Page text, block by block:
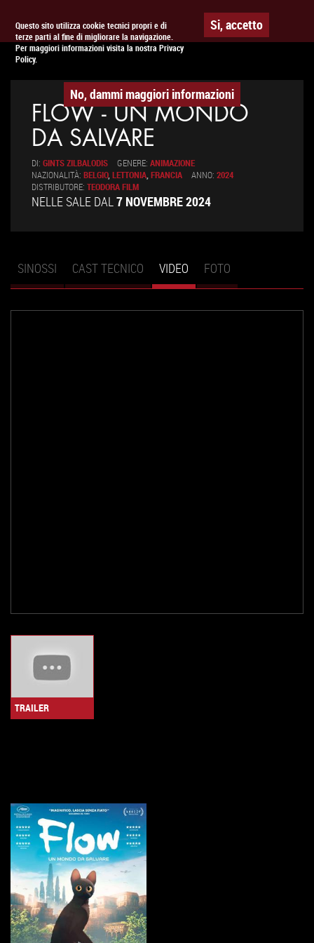
Questo sito utilizza cookie tecnici propri e di
terze parti al fine di migliorare la navigazione.
Per maggiori informazioni visita la nostra Privacy
Policy.
Si, accetto
No, dammi maggiori informazioni
APPUNTAMENTO AL CINEMA
FLOW - UN MONDO
DA SALVARE
DI: GINTS ZILBALODIS GENERE: ANIMAZIONE
NAZIONALITÀ: BELGIO,LETTONIA,FRANCIA ANNO: 2024
DISTRIBUTORE: TEODORA FILM
NELLE SALE DAL7 NOVEMBRE 2024
Schede primarie
SINOSSI CAST TECNICO VIDEO (SCHEDA
ATTIVA)
FOTO
TRAILER